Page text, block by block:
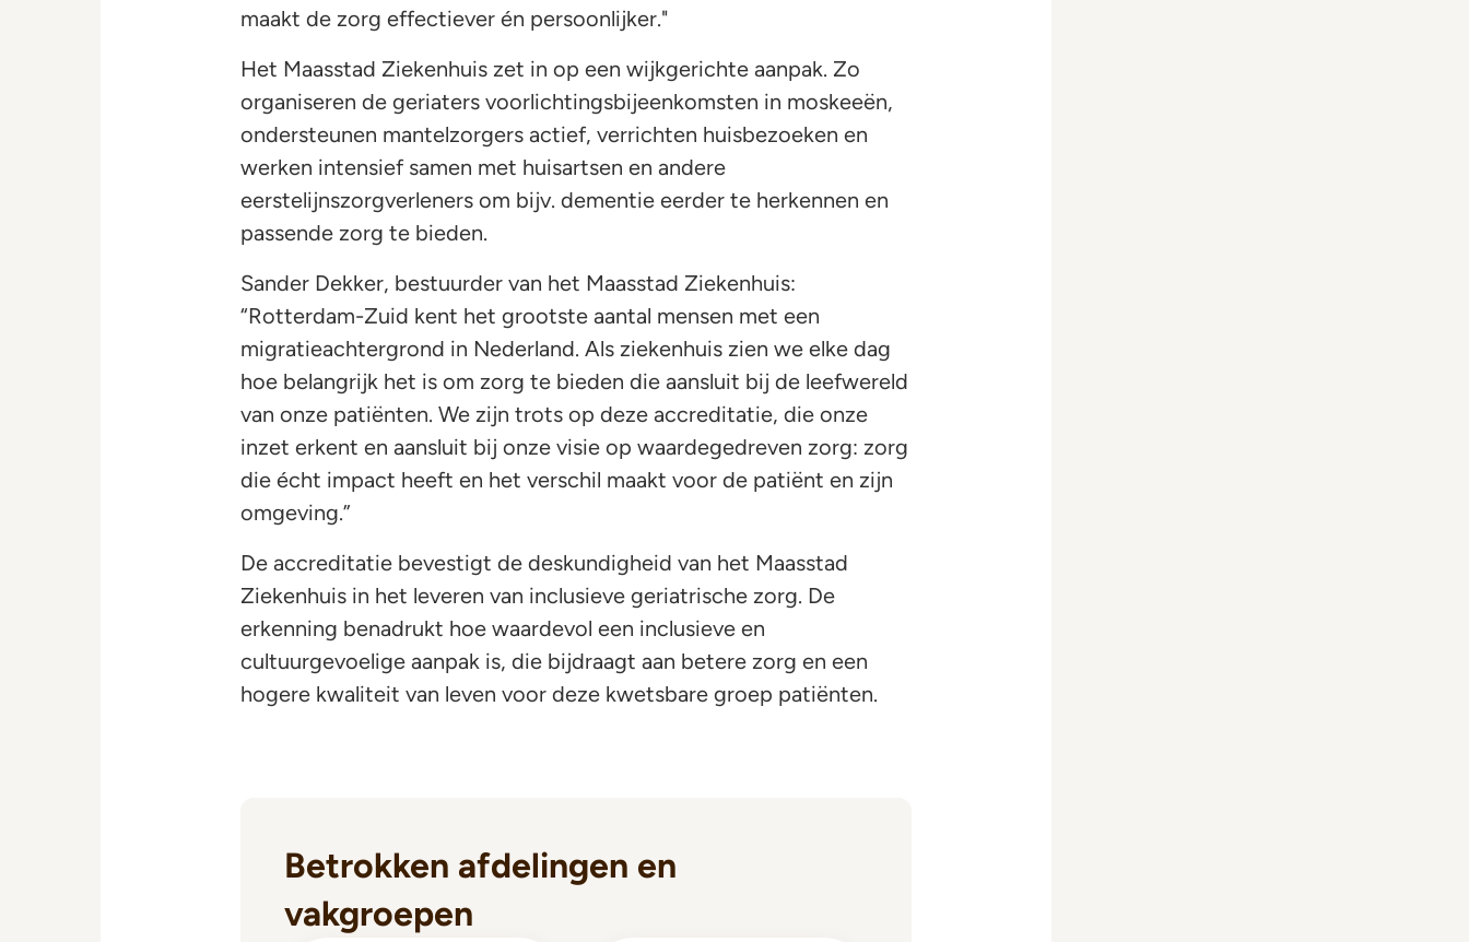
maakt de zorg effectiever én persoonlijker."
Het Maasstad Ziekenhuis zet in op een wijkgerichte aanpak. Zo
organiseren de geriaters voorlichtingsbijeenkomsten in moskeeën,
ondersteunen mantelzorgers actief, verrichten huisbezoeken en
werken intensief samen met huisartsen en andere
eerstelijnszorgverleners om bijv. dementie eerder te herkennen en
passende zorg te bieden.
Sander Dekker, bestuurder van het Maasstad Ziekenhuis:
“Rotterdam-Zuid kent het grootste aantal mensen met een
migratieachtergrond in Nederland. Als ziekenhuis zien we elke dag
hoe belangrijk het is om zorg te bieden die aansluit bij de leefwereld
van onze patiënten. We zijn trots op deze accreditatie, die onze
inzet erkent en aansluit bij onze visie op waardegedreven zorg: zorg
die écht impact heeft en het verschil maakt voor de patiënt en zijn
omgeving.”
De accreditatie bevestigt de deskundigheid van het Maasstad
Ziekenhuis in het leveren van inclusieve geriatrische zorg. De
erkenning benadrukt hoe waardevol een inclusieve en
cultuurgevoelige aanpak is, die bijdraagt aan betere zorg en een
hogere kwaliteit van leven voor deze kwetsbare groep patiënten.
Betrokken afdelingen en
vakgroepen